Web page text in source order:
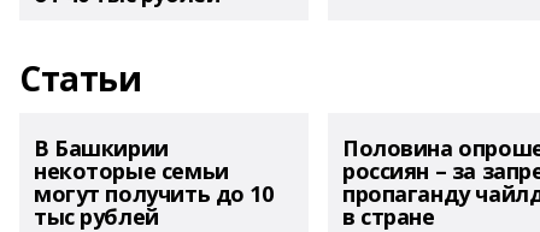
Статьи
В Башкирии
некоторые семьи
могут получить до 10
тыс рублей
Половина
россиян – за
пропаганду
в стране